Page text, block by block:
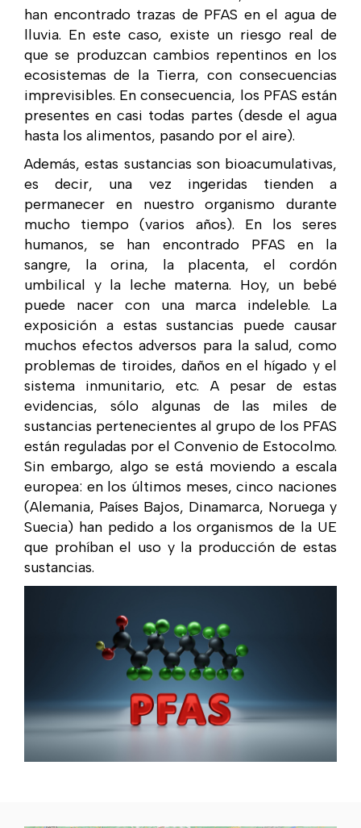
han encontrado trazas de PFAS en el agua de
lluvia. En este caso, existe un riesgo real de
que se produzcan cambios repentinos en los
ecosistemas de la Tierra, con consecuencias
imprevisibles. En consecuencia, los PFAS están
presentes en casi todas partes (desde el agua
hasta los alimentos, pasando por el aire).
Además, estas sustancias son bioacumulativas,
es decir, una vez ingeridas tienden a
permanecer en nuestro organismo durante
mucho tiempo (varios años). En los seres
humanos, se han encontrado PFAS en la
sangre, la orina, la placenta, el cordón
umbilical y la leche materna. Hoy, un bebé
puede nacer con una marca indeleble. La
exposición a estas sustancias puede causar
muchos efectos adversos para la salud, como
problemas de tiroides, daños en el hígado y el
sistema inmunitario, etc. A pesar de estas
evidencias, sólo algunas de las miles de
sustancias pertenecientes al grupo de los PFAS
están reguladas por el Convenio de Estocolmo.
Sin embargo, algo se está moviendo a escala
europea: en los últimos meses, cinco naciones
(Alemania, Países Bajos, Dinamarca, Noruega y
Suecia) han pedido a los organismos de la UE
que prohíban el uso y la producción de estas
sustancias.